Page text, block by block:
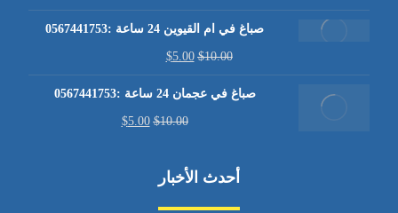
صباغ في ام القيوين 24 ساعة :0567441753
$10.00
$5.00
صباغ في عجمان 24 ساعة :0567441753
$10.00
$5.00
أحدث الأخبار